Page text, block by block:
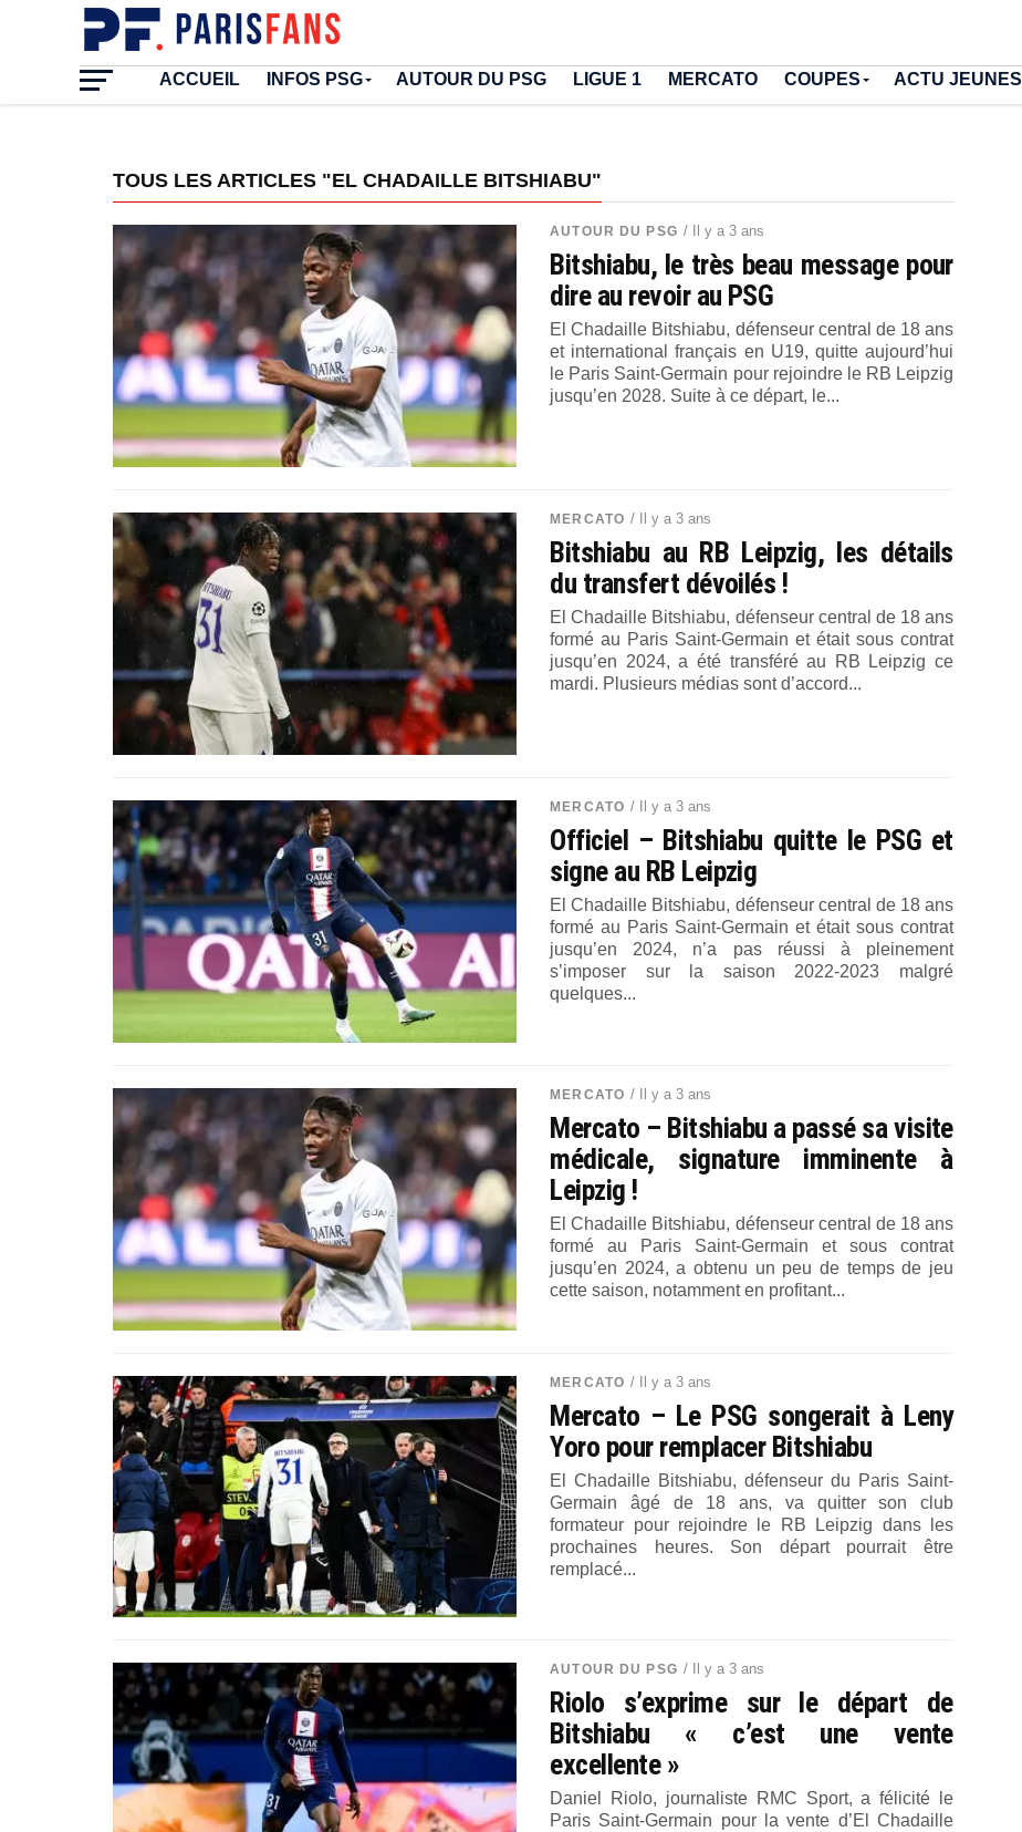
ACCUEIL INFOS PSG AUTOUR DU PSG LIGUE 1 MERCATO COUPES ACTU JEUNES
TOUS LES ARTICLES "EL CHADAILLE BITSHIABU"
AUTOUR DU PSG / Il y a 3 ans
Bitshiabu, le très beau message pour
dire au revoir au PSG
El Chadaille Bitshiabu, défenseur central de 18 ans
et international français en U19, quitte aujourd’hui
le Paris Saint-Germain pour rejoindre le RB Leipzig
jusqu’en 2028. Suite à ce départ, le...
MERCATO / Il y a 3 ans
Bitshiabu au RB Leipzig, les détails
du transfert dévoilés !
El Chadaille Bitshiabu, défenseur central de 18 ans
formé au Paris Saint-Germain et était sous contrat
jusqu’en 2024, a été transféré au RB Leipzig ce
mardi. Plusieurs médias sont d’accord...
MERCATO / Il y a 3 ans
Officiel – Bitshiabu quitte le PSG et
signe au RB Leipzig
El Chadaille Bitshiabu, défenseur central de 18 ans
formé au Paris Saint-Germain et était sous contrat
jusqu’en 2024, n’a pas réussi à pleinement
s’imposer sur la saison 2022-2023 malgré
quelques...
MERCATO / Il y a 3 ans
Mercato – Bitshiabu a passé sa visite
médicale, signature imminente à
Leipzig !
El Chadaille Bitshiabu, défenseur central de 18 ans
formé au Paris Saint-Germain et sous contrat
jusqu’en 2024, a obtenu un peu de temps de jeu
cette saison, notamment en profitant...
MERCATO / Il y a 3 ans
Mercato – Le PSG songerait à Leny
Yoro pour remplacer Bitshiabu
El Chadaille Bitshiabu, défenseur du Paris Saint-
Germain âgé de 18 ans, va quitter son club
formateur pour rejoindre le RB Leipzig dans les
prochaines heures. Son départ pourrait être
remplacé...
AUTOUR DU PSG / Il y a 3 ans
Riolo s’exprime sur le départ de
Bitshiabu « c’est une vente
excellente »
Daniel Riolo, journaliste RMC Sport, a félicité le
Paris Saint-Germain pour la vente d’El Chadaille